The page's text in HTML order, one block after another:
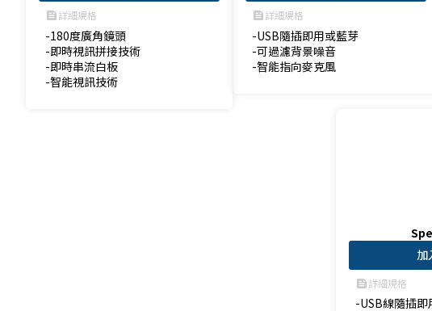
feed詳細規格
-180度廣角鏡頭
-即時視訊拼接技術
-即時串流白板
-智能視訊技術
feed詳細規格
-USB隨插即用或藍芽
-可過濾背景噪音
-智能指向麥克風
加
feed詳細規格
-USB線隨插即